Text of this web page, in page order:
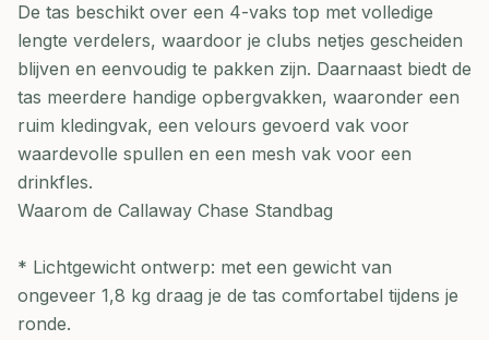
De tas beschikt over een 4-vaks top met volledige
lengte verdelers, waardoor je clubs netjes gescheiden
blijven en eenvoudig te pakken zijn. Daarnaast biedt de
tas meerdere handige opbergvakken, waaronder een
ruim kledingvak, een velours gevoerd vak voor
waardevolle spullen en een mesh vak voor een
drinkfles.
Waarom de Callaway Chase Standbag
* Lichtgewicht ontwerp: met een gewicht van
ongeveer 1,8 kg draag je de tas comfortabel tijdens je
ronde.